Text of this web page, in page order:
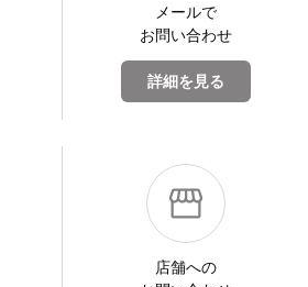
メールで
お問い合わせ
詳細を見る
店舗への